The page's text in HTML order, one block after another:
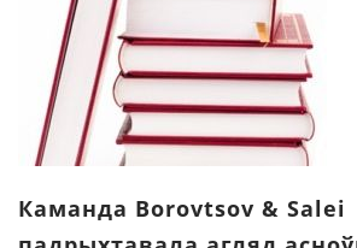
Каманда Borovtsov & Salei